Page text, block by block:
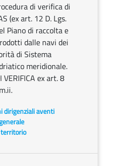
di verifica di
(ex art. 12 D. Lgs.
Piano di raccolta e
dalle navi dei
di Sistema
meridionale.
VERIFICA ex art. 8
dirigenziali aventi